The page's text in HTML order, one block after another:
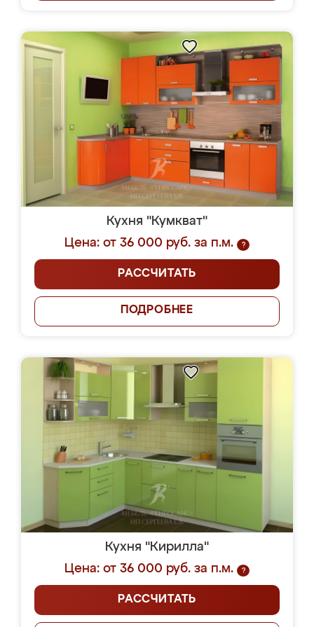
Кухня "Кумкват"
Цена: от 36 000 руб. за п.м.
?
РАССЧИТАТЬ
ПОДРОБНЕЕ
Кухня "Кирилла"
Цена: от 36 000 руб. за п.м.
?
РАССЧИТАТЬ